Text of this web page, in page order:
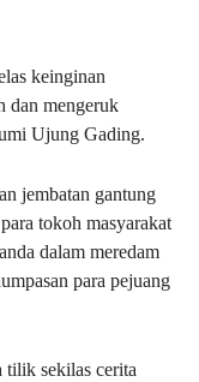
keinginan
dan mengeruk
Ujung Gading.
jembatan gantung
tokoh masyarakat
dalam meredam
para pejuang
tilik sekilas cerita